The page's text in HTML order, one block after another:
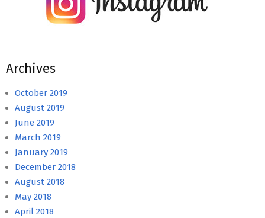
Archives
October 2019
August 2019
June 2019
March 2019
January 2019
December 2018
August 2018
May 2018
April 2018